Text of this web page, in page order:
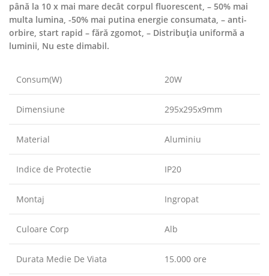
până la 10 x mai mare decât corpul fluorescent, – 50% mai
multa lumina, -50% mai putina energie consumata, – anti-
orbire, start rapid – fără zgomot, – Distribuția uniformă a
luminii, Nu este dimabil.
Consum(W) 20W
Dimensiune 295x295x9mm
Material Aluminiu
Indice de Protectie IP20
Montaj Ingropat
Culoare Corp Alb
Durata Medie De Viata 15.000 ore